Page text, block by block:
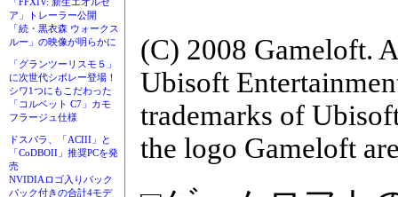
ア」トレーラー公開
「続・黒衣森 ウォークス
ルー」の映像が明らかに
「グランツーリスモ５」
に次世代シボレー登場！
シワ1つにもこだわった
「コルベット C7」カモ
フラージュ仕様
ドスパラ、「ACIII」と
「CoDBOII」推奨PCを発
売
NVIDIAロゴ入りバック
パック付きの合計4モデ
(C) 2008 Gameloft.
Ubisoft
trademarks of
the logo Gameloft